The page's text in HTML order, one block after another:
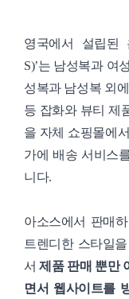
영국에서 설립된
S)’는 남성복과 여
성복과 남성복 외
등 잡화와 뷰티 제
을 자체 쇼핑몰에
가에 배송 서비스
니다.
아소스에서 판매
트렌디한 스타일
서제품 판매 뿐만
면서 웹사이트를